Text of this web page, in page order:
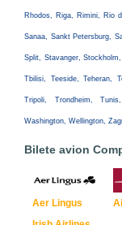
Rhodos, Riga, Rimini, Rio
Sanaa, Sankt Petersburg,
Split, Stavanger,
Tbilisi, Teeside, Teheran,
Tripoli, Trondheim,
Washington, Wellington,
Bilete avion
Aer Lingus